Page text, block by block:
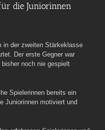
die Juniorinnen
in der zweiten Stärkeklasse
Der erste Gegner war
noch nie gespielt
Spielerinnen bereits ein
Juniorinnen motiviert und